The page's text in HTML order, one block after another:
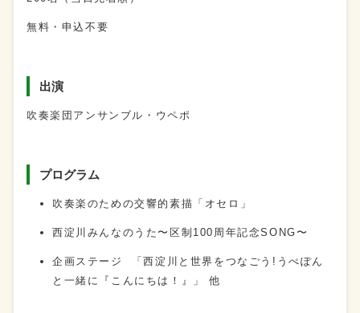
無料・申込不要
出演
吹奏楽団アンサンブル・ウペポ
プログラム
吹奏楽のための交響的素描「オセロ」
西淀川みんなのうた〜区制100周年記念SONG〜
企画ステージ 「西淀川と世界をつなごう!うぺぽん
と一緒に『こんにちは！』」 他